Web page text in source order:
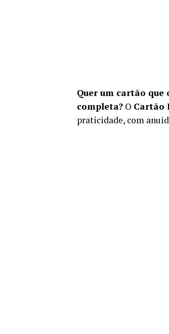
Quer um cartão
completa? O Cartão
praticidade, com